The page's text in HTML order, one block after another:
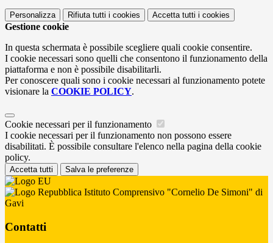
Personalizza Rifiuta tutti i cookies Accetta tutti i cookies
Gestione cookie
In questa schermata è possibile scegliere quali cookie consentire.
I cookie necessari sono quelli che consentono il funzionamento della
piattaforma e non è possibile disabilitarli.
Per conoscere quali sono i cookie necessari al funzionamento potete
visionare la COOKIE POLICY.
Cookie necessari per il funzionamento
I cookie necessari per il funzionamento non possono essere
disabilitati. È possibile consultare l'elenco nella pagina della cookie
policy.
Accetta tutti Salva le preferenze
Istituto Comprensivo "Cornelio De Simoni" di
Gavi
Contatti